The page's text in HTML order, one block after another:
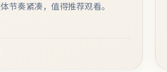
节奏紧凑，值得推荐观看。